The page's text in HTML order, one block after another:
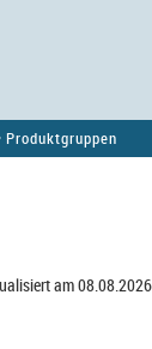
Produktgruppen
am 08.08.2026